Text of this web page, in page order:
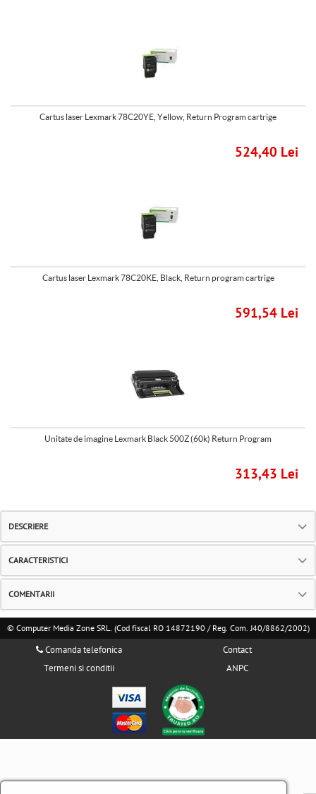
Cartus laser Lexmark 78C20YE, Yellow, Return Program cartrige
524,40 Lei
Cartus laser Lexmark 78C20KE, Black, Return program cartrige
591,54 Lei
Unitate de imagine Lexmark Black 500Z (60k) Return Program
313,43 Lei
DESCRIERE
CARACTERISTICI
COMENTARII
© Computer Media Zone SRL. (Cod fiscal RO 14872190 / Reg. Com. J40/8862/2002)
Comanda telefonica
Termeni si conditii
Contact
ANPC